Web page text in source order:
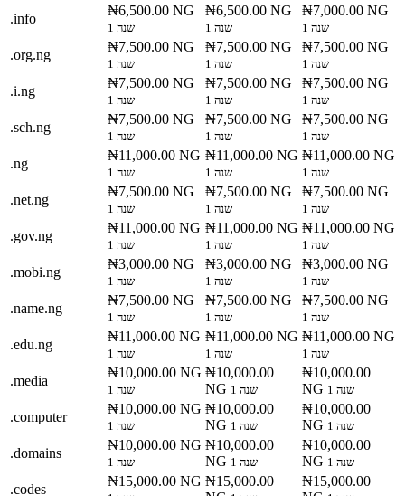
.info
₦6,500.00 NG
1 שנה
₦6,500.00 NG
1 שנה
₦7,000.00 NG
1 שנה
.org.ng
₦7,500.00 NG
1 שנה
₦7,500.00 NG
1 שנה
₦7,500.00 NG
1 שנה
.i.ng
₦7,500.00 NG
1 שנה
₦7,500.00 NG
1 שנה
₦7,500.00 NG
1 שנה
.sch.ng
₦7,500.00 NG
1 שנה
₦7,500.00 NG
1 שנה
₦7,500.00 NG
1 שנה
.ng
₦11,000.00 NG
1 שנה
₦11,000.00 NG
1 שנה
₦11,000.00 NG
1 שנה
.net.ng
₦7,500.00 NG
1 שנה
₦7,500.00 NG
1 שנה
₦7,500.00 NG
1 שנה
.gov.ng
₦11,000.00 NG
1 שנה
₦11,000.00 NG
1 שנה
₦11,000.00 NG
1 שנה
.mobi.ng
₦3,000.00 NG
1 שנה
₦3,000.00 NG
1 שנה
₦3,000.00 NG
1 שנה
.name.ng
₦7,500.00 NG
1 שנה
₦7,500.00 NG
1 שנה
₦7,500.00 NG
1 שנה
.edu.ng
₦11,000.00 NG
1 שנה
₦11,000.00 NG
1 שנה
₦11,000.00 NG
1 שנה
.media
₦10,000.00 NG
1 שנה
₦10,000.00
NG
1 שנה
₦10,000.00
NG
1 שנה
.computer
₦10,000.00 NG
1 שנה
₦10,000.00
NG
1 שנה
₦10,000.00
NG
1 שנה
.domains
₦10,000.00 NG
1 שנה
₦10,000.00
NG
1 שנה
₦10,000.00
NG
1 שנה
.codes
₦15,000.00 NG ₦15,000.00
₦15,000.00